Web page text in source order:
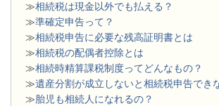
≫相続税は現金以外でも払える？
≫準確定申告って？
≫相続税申告に必要な残高証明書とは
≫相続税の配偶者控除とは
≫相続時精算課税制度ってどんなもの？
≫遺産分割が成立しないと相続税申告でき
≫胎児も相続人になれるの？